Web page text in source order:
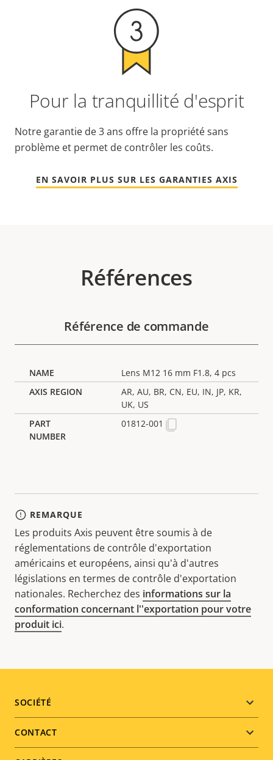
Pour la tranquillité d'esprit
Notre garantie de 3 ans offre la propriété sans
problème et permet de contrôler les coûts.
EN SAVOIR PLUS SUR LES GARANTIES AXIS
Références
Référence de commande
Lens M12 16 mm F1.8, 4 pcs
AR, AU, BR, CN, EU, IN, JP, KR,
UK, US
01812-001
REMARQUE
Les produits Axis peuvent être soumis à de
réglementations de contrôle d'exportation
américains et européens, ainsi qu'à d'autres
législations en termes de contrôle d'exportation
nationales. Recherchez des informations sur la
conformation concernant l''exportation pour votre
produit ici.
Footer
menu
SOCIÉTÉ
CONTACT